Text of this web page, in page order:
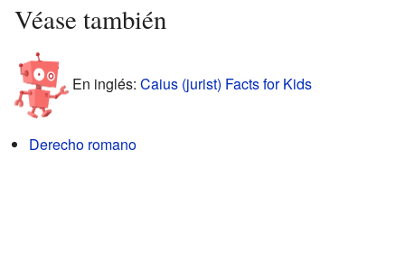
Véase también
En inglés: Caius (jurist) Facts for Kids
Derecho romano